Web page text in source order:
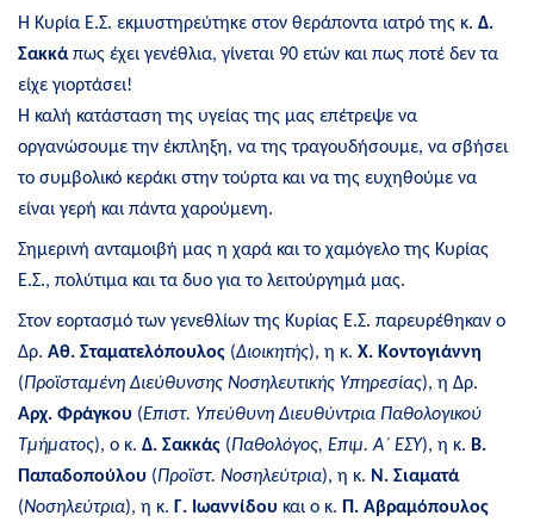
Η Κυρία Ε.Σ. εκμυστηρεύτηκε στον θεράποντα ιατρό της κ. Δ.
Σακκάπως έχει γενέθλια, γίνεται 90 ετών και πως ποτέ δεν τα
είχε γιορτάσει!
Η καλή κατάσταση της υγείας της μας επέτρεψε να
οργανώσουμε την έκπληξη, να της τραγουδήσουμε, να σβήσει
το συμβολικό κεράκι στην τούρτα και να της ευχηθούμε να
είναι γερή και πάντα χαρούμενη.
Σημερινή ανταμοιβή μας η χαρά και το χαμόγελο της Κυρίας
Ε.Σ., πολύτιμα και τα δυο για το λειτούργημά μας.
Στον εορτασμό των γενεθλίων της Κυρίας Ε.Σ. παρευρέθηκαν ο
Δρ. Αθ. Σταματελόπουλος (Διοικητής), η κ. Χ. Κοντογιάννη
(Προϊσταμένη Διεύθυνσης Νοσηλευτικής Υπηρεσίας), η Δρ.
Αρχ. Φράγκου (Επιστ. Υπεύθυνη Διευθύντρια Παθολογικού
Τμήματος), ο κ. Δ. Σακκάς (Παθολόγος, Επιμ. Α΄ ΕΣΥ), η κ. Β.
Παπαδοπούλου (Προϊστ. Νοσηλεύτρια), η κ. Ν. Σιαματά
(Νοσηλεύτρια), η κ. Γ. Ιωαννίδου και ο κ. Π. Αβραμόπουλος